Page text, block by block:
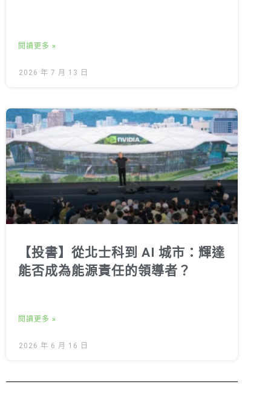
閱讀更多 »
2026 年 7 月 13 日
【投書】從北士科到 AI 城市：輝達
能否成為能源責任的領導者？
閱讀更多 »
2026 年 6 月 16 日